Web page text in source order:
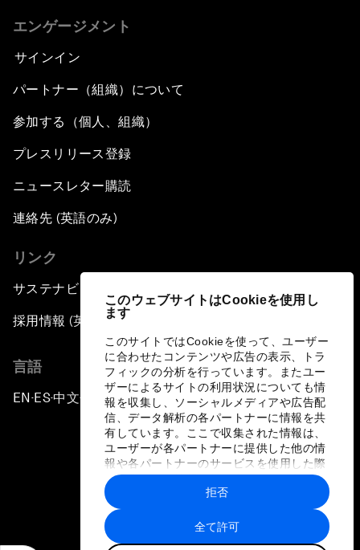
このウェブサイトはCookieを使用し
ます
このサイトではCookieを使って、ユーザー
に合わせたコンテンツや広告の表示、トラ
フィックの分析を行っています。またユー
ザーによるサイトの利用状況についても情
報を収集し、ソーシャルメディアや広告配
信、データ解析の各パートナーに情報を共
有しています。ここで収集された情報は、
ユーザーが各パートナーに提供した他の情
報や各パートナーのサービスを使用した際
に収集された情報と組み合わされ、各パー
トナーによって使用されることがありま
す。
全て許可
拒否
エンゲージメント
サインイン
パートナー（組織）について
参加する（個人、組織）
プレスリリース登録
ニュースレター購読
連絡先 (英語のみ)
リンク
サステナビリティへの取り組み
採用情報 (英語のみ)
言語
EN ▪ES▪中文▪ 日本語
プライバシーポリシーと利用規約
サイトマップ